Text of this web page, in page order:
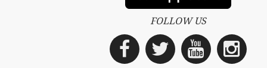
FOLLOW US
Facebook
Twitter